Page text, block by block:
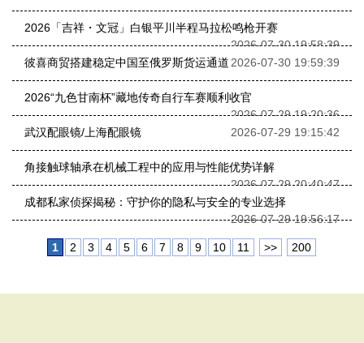
2026「吉祥・文冠」白银平川半程马拉松鸣枪开赛
2026-07-30 19:58:39
彼喜商贸搭建稳定中国至俄罗斯货运通道 2026-07-30 19:59:39
2026“九色甘南杯”藏地传奇自行车赛顺利收官
2026-07-29 19:20:36
武汉配眼镜/上海配眼镜
2026-07-29 19:15:42
角接触球轴承在机械工程中的应用与性能优势详解
2026-07-29 20:40:47
成都私家侦探揭秘：守护你的隐私与安全的专业选择
2026-07-29 19:56:17
1 2 3 4 5 6 7 8 9 10 11 >> 200